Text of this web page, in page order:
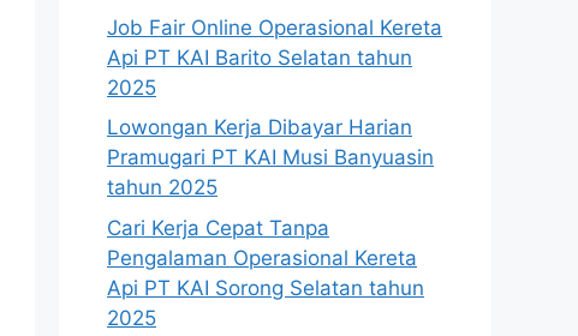
Job Fair Online Operasional Kereta
Api PT KAI Barito Selatan tahun
2025
Lowongan Kerja Dibayar Harian
Pramugari PT KAI Musi Banyuasin
tahun 2025
Cari Kerja Cepat Tanpa
Pengalaman Operasional Kereta
Api PT KAI Sorong Selatan tahun
2025